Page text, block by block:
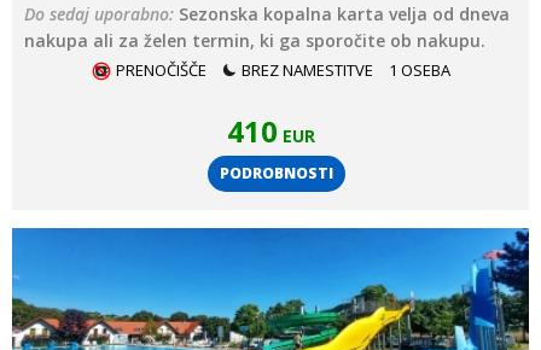
410 EUR
PODROBNOSTI
Do sedaj uporabno: Sezonska kopalna karta velja od dneva
nakupa ali za želen termin, ki ga sporočite ob nakupu.
PRENOČIŠČE BREZ NAMESTITVE 1 OSEBA